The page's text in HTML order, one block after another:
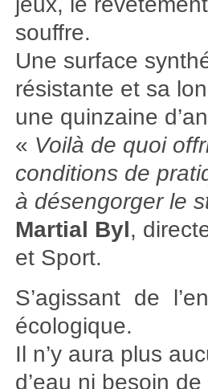
souffre.
Une surface
résistante et sa
une quinzaine
« Voilà de quoi
conditions de
à désengorger le
Martial Byl,
et Sport.
S’agissant de
écologique.
Il n’y aura plus
d’eau ni besoin